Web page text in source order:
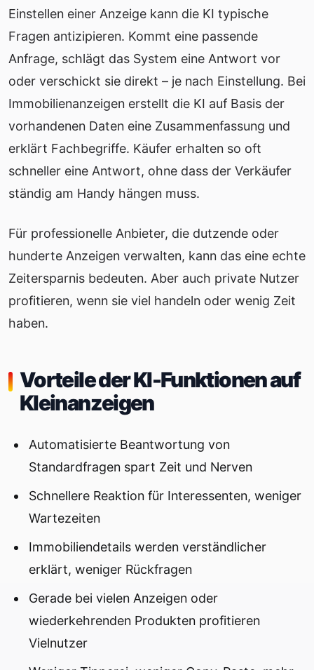
Einstellen einer Anzeige kann die KI typische
Fragen antizipieren. Kommt eine passende
Anfrage, schlägt das System eine Antwort vor
oder verschickt sie direkt – je nach Einstellung. Bei
Immobilienanzeigen erstellt die KI auf Basis der
vorhandenen Daten eine Zusammenfassung und
erklärt Fachbegriffe. Käufer erhalten so oft
schneller eine Antwort, ohne dass der Verkäufer
ständig am Handy hängen muss.
Für professionelle Anbieter, die dutzende oder
hunderte Anzeigen verwalten, kann das eine echte
Zeitersparnis bedeuten. Aber auch private Nutzer
profitieren, wenn sie viel handeln oder wenig Zeit
haben.
Vorteile der KI-Funktionen auf
Kleinanzeigen
Automatisierte Beantwortung von
Standardfragen spart Zeit und Nerven
Schnellere Reaktion für Interessenten, weniger
Wartezeiten
Immobiliendetails werden verständlicher
erklärt, weniger Rückfragen
Gerade bei vielen Anzeigen oder
wiederkehrenden Produkten profitieren
Vielnutzer